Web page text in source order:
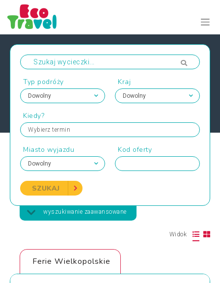
Typ podróży Kraj
Kiedy?
Wybierz termin
Miasto wyjazdu Kod oferty
SZUKAJ
wyszukiwanie zaawansowane
Widok
Ferie Wielkopolskie